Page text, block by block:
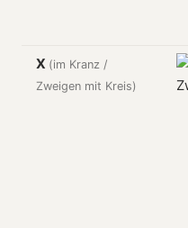
X (im Kranz /
Zweigen mit Kreis)